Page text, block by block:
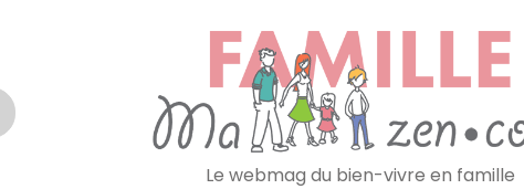
Le webmag du bien-vivre en famille